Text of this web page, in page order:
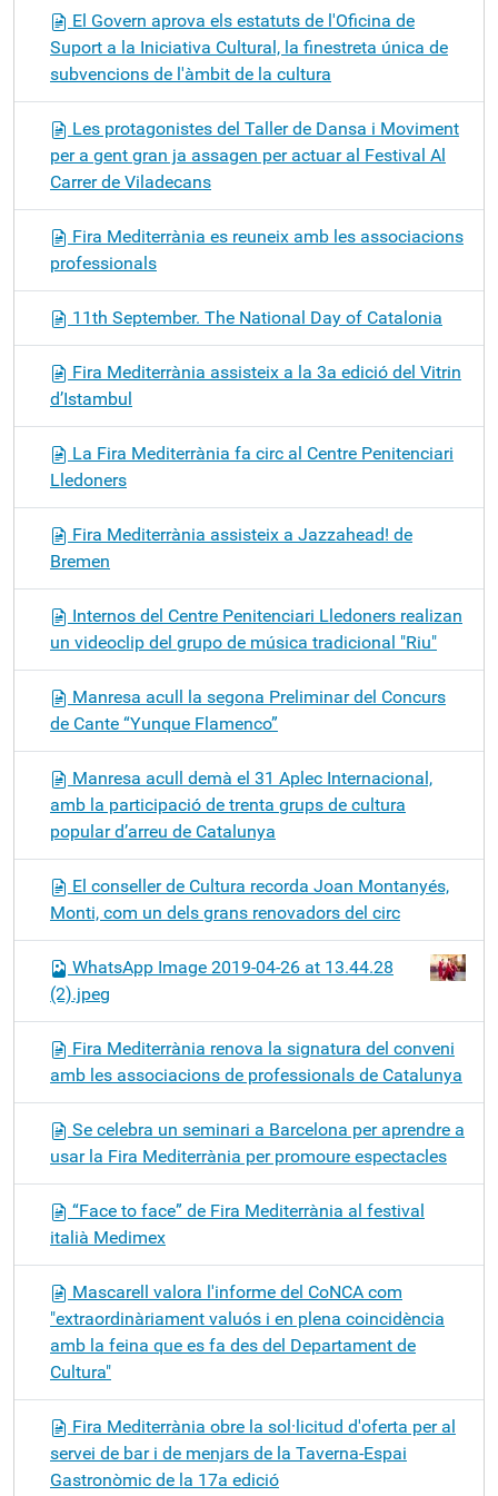
El Govern aprova els estatuts de l'Oficina de
Suport a la Iniciativa Cultural, la finestreta única de
subvencions de l'àmbit de la cultura
Les protagonistes del Taller de Dansa i Moviment
per a gent gran ja assagen per actuar al Festival Al
Carrer de Viladecans
Fira Mediterrània es reuneix amb les associacions
professionals
11th September. The National Day of Catalonia
Fira Mediterrània assisteix a la 3a edició del Vitrin
d’Istambul
La Fira Mediterrània fa circ al Centre Penitenciari
Lledoners
Fira Mediterrània assisteix a Jazzahead! de
Bremen
Internos del Centre Penitenciari Lledoners realizan
un videoclip del grupo de música tradicional "Riu"
Manresa acull la segona Preliminar del Concurs
de Cante “Yunque Flamenco”
Manresa acull demà el 31 Aplec Internacional,
amb la participació de trenta grups de cultura
popular d’arreu de Catalunya
El conseller de Cultura recorda Joan Montanyés,
Monti, com un dels grans renovadors del circ
WhatsApp Image 2019-04-26 at 13.44.28
(2).jpeg
Fira Mediterrània renova la signatura del conveni
amb les associacions de professionals de Catalunya
Se celebra un seminari a Barcelona per aprendre a
usar la Fira Mediterrània per promoure espectacles
“Face to face” de Fira Mediterrània al festival
italià Medimex
Mascarell valora l'informe del CoNCA com
"extraordinàriament valuós i en plena coincidència
amb la feina que es fa des del Departament de
Cultura"
Fira Mediterrània obre la sol·licitud d'oferta per al
servei de bar i de menjars de la Taverna-Espai
Gastronòmic de la 17a edició